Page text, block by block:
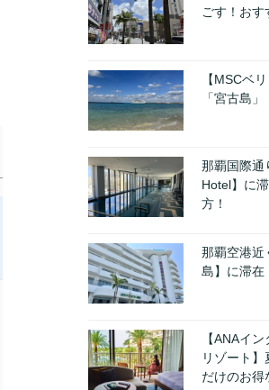
ごす！おす
【MSCベ
「宮古島
那覇国際通
Hotel】に
方！
那覇空港近
島】に滞在
【ANAイ
リゾート
だけのお得